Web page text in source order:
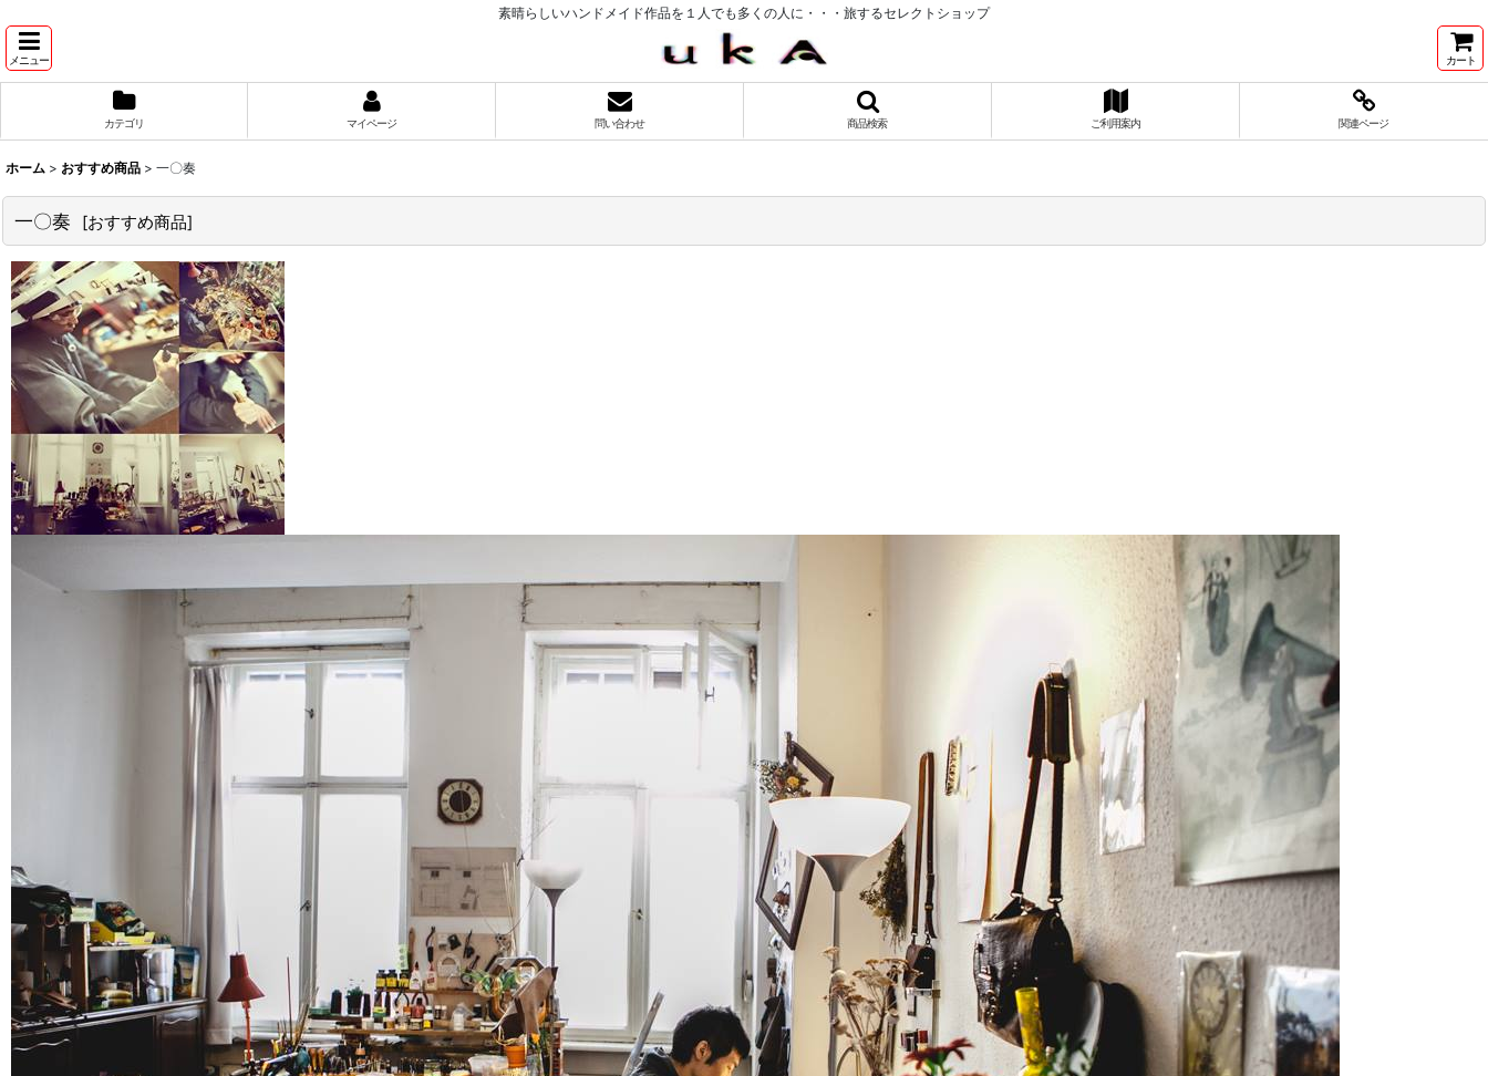
素晴らしいハンドメイド作品を１人でも多くの人に・・・旅するセレクトショップ
メニュー カート
カテゴリ マイページ 問い合わせ 商品検索 ご利用案内 関連ページ
ホーム > おすすめ商品 > 一〇奏
一〇奏 [おすすめ商品]